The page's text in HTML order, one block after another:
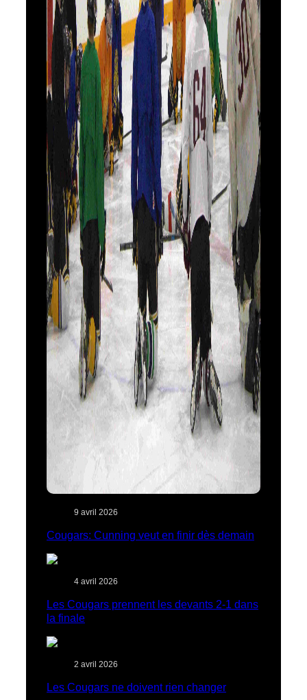
9 avril 2026
Cougars: Cunning veut en finir dès demain
4 avril 2026
Les Cougars prennent les devants 2-1 dans
la finale
2 avril 2026
Les Cougars ne doivent rien changer